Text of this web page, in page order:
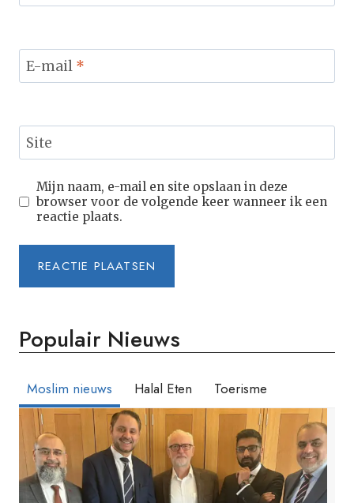
E-mail *
Site
Mijn naam, e-mail en site opslaan in deze
browser voor de volgende keer wanneer ik een
reactie plaats.
Populair Nieuws
Moslim nieuws Halal Eten Toerisme